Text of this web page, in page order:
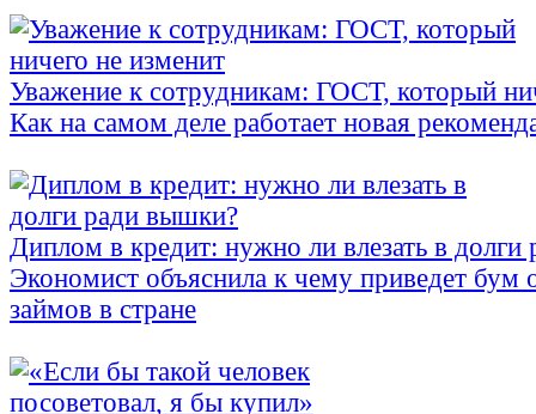
Уважение к сотрудникам: ГОСТ, который
Как на самом деле работает новая
Диплом в кредит: нужно ли влезать в
Экономист объяснила к чему приведет бум
займов в стране